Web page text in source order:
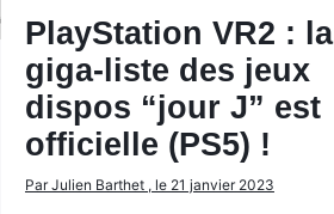
PlayStation VR2 : la
giga-liste des jeux
dispos “jour J” est
officielle (PS5) !
Par Julien Barthet , le 21 janvier 2023